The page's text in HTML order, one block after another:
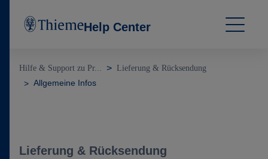
Help Center
Hilfe & Support zu Pr... Lieferung & Rücksendung
Allgemeine Infos
Lieferung & Rücksendung